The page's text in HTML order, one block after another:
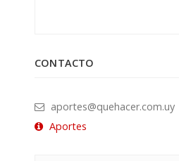
CONTACTO
aportes@quehacer.com.uy
Aportes